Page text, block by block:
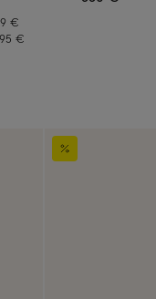
€
€